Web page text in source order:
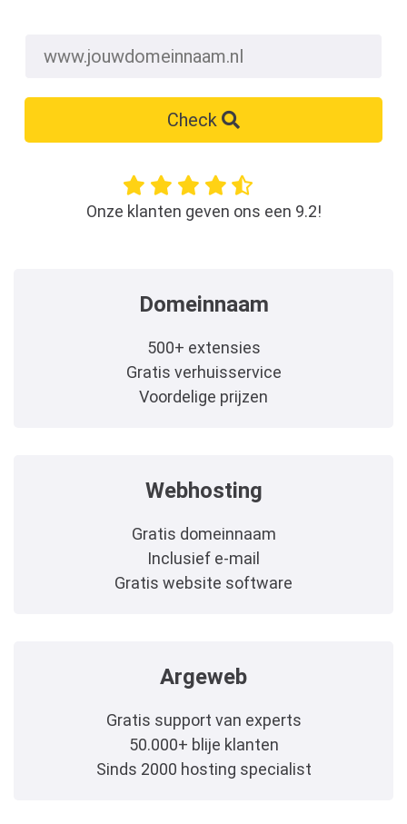
Check
Onze klanten geven ons een 9.2!
Domeinnaam
500+ extensies
Gratis verhuisservice
Voordelige prijzen
Webhosting
Gratis domeinnaam
Inclusief e-mail
Gratis website software
Argeweb
Gratis support van experts
50.000+ blije klanten
Sinds 2000 hosting specialist